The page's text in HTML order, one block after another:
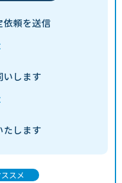
依頼を送信
いします
たします
スメ